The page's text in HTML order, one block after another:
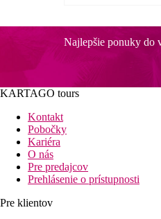
Najlepšie ponuky do
KARTAGO tours
Kontakt
Pobočky
Kariéra
O nás
Pre predajcov
Prehlásenie o prístupnosti
Pre klientov